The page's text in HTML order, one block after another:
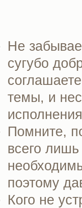
Не
сугубо
темы, и
Помните,
всего
поэтому
Кого не